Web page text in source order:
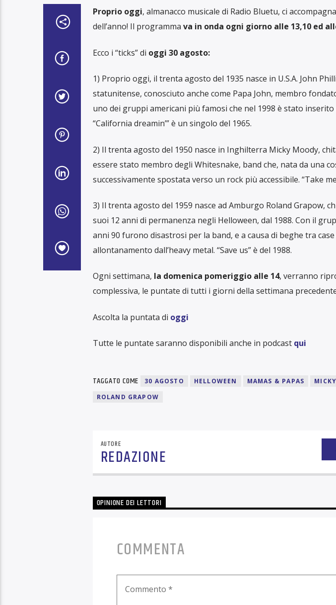
Proprio oggi, almanacco musicale di Radio Bluetu, ci
dell’anno! Il programma va in onda ogni giorno alle 13,10 ed
Ecco i “ticks” di oggi 30 agosto:
1) Proprio oggi, il trenta agosto del 1935 nasce in U.S.A. John
statunitense, conosciuto anche come Papa John, membro
uno dei gruppi americani più famosi che nel 1998 è stato inserito
“California dreamin’” è un singolo del 1965.
2) Il trenta agosto del 1950 nasce in Inghilterra Micky Moody,
essere stato membro degli Whitesnake, band che, nata da una
successivamente spostata verso un rock più accessibile. “Take
3) Il trenta agosto del 1959 nasce ad Amburgo Roland Grapow,
suoi 12 anni di permanenza negli Helloween, dal 1988. Con il
anni 90 furono disastrosi per la band, e a causa di beghe tra
allontanamento dall’heavy metal. “Save us” è del 1988.
Ogni settimana, la domenica pomeriggio alle 14, verranno
complessiva, le puntate di tutti i giorni della settimana
Ascolta la puntata di oggi
Tutte le puntate saranno disponibili anche in podcast qui
TAGGATO COME 30 AGOSTO HELLOWEEN MAMAS & PAPAS
ROLAND GRAPOW
AUTORE
REDAZIONE
OPINIONE DEI LETTORI
COMMENTA